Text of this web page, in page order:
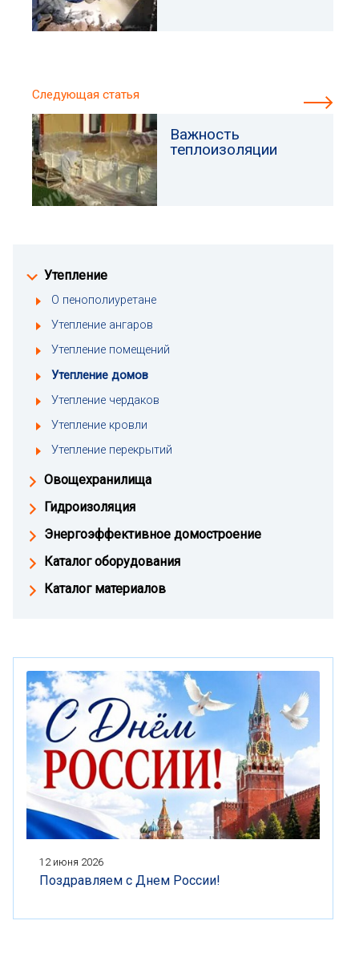
Утепление
О пенополиуретане
Утепление ангаров
Утепление помещений
Утепление домов
Утепление чердаков
Утепление кровли
Утепление перекрытий
Овощехранилища
Гидроизоляция
Энергоэффективное домостроение
Каталог оборудования
Каталог материалов
12 июня 2026
Поздравляем с Днем России!
Следующая статья
Важность
теплоизоляции